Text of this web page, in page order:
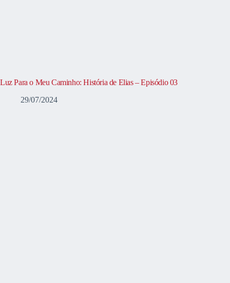
Luz Para o Meu Caminho: História de Elias – Episódio 03
29/07/2024